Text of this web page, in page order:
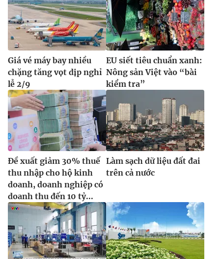
Giá vé máy bay nhiều
chặng tăng vọt dịp nghỉ
lễ 2/9
EU siết tiêu chuẩn xanh:
Nông sản Việt vào “bài
kiểm tra”
Đề xuất giảm 30% thuế
thu nhập cho hộ kinh
doanh, doanh nghiệp có
doanh thu đến 10 tỷ...
Làm sạch dữ liệu đất đai
trên cả nước